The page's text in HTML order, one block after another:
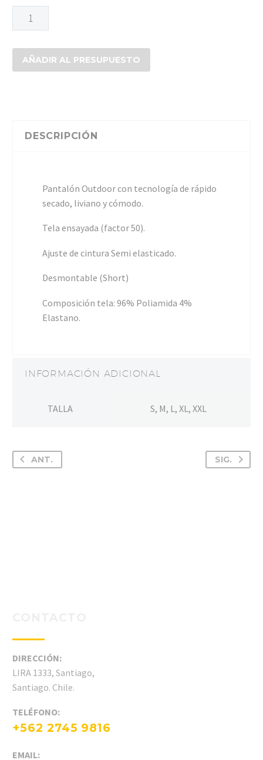
PANTALON
CARGO
TECH-
X
AÑADIR AL PRESUPUESTO
DESCRIPCIÓN
Pantalón Outdoor con tecnología de rápido
secado, liviano y cómodo.
Tela ensayada (factor 50).
Ajuste de cintura Semi elasticado.
Desmontable (Short)
Composición tela: 96% Poliamida 4%
Elastano.
INFORMACIÓN ADICIONAL
TALLA S, M, L, XL, XXL
ANT. SIG.
DIRECCIÓN:
LIRA 1333, Santiago,
Santiago. Chile.
TELÉFONO:
+562 2745 9816
EMAIL: